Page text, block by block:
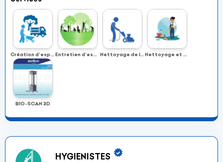
Création d’espaces verts Entretien d’espaces verts Nettoyage de locaux Nettoyage et entretien
BIO-SCAN 3D
HYGIENISTES